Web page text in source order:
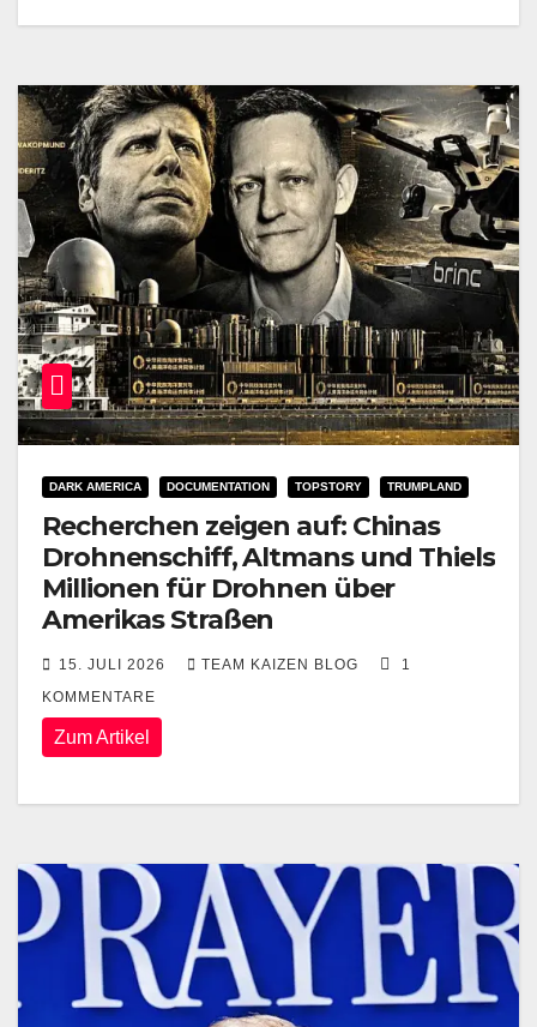
DARK AMERICA DOCUMENTATION TOPSTORY TRUMPLAND
Recherchen zeigen auf: Chinas
Drohnenschiff, Altmans und Thiels
Millionen für Drohnen über
Amerikas Straßen
15. JULI 2026 TEAM KAIZEN BLOG
1
KOMMENTARE
Zum Artikel